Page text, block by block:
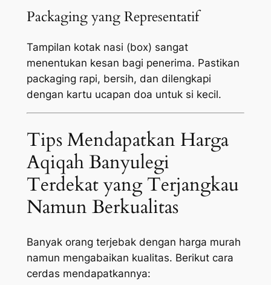
Packaging yang Representatif
Tampilan kotak nasi (box) sangat
menentukan kesan bagi penerima. Pastikan
packaging rapi, bersih, dan dilengkapi
dengan kartu ucapan doa untuk si kecil.
Tips Mendapatkan Harga
Aqiqah Banyulegi
Terdekat yang Terjangkau
Namun Berkualitas
Banyak orang terjebak dengan harga murah
namun mengabaikan kualitas. Berikut cara
cerdas mendapatkannya: